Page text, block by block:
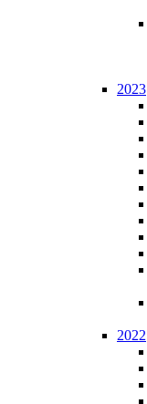
2023
2022